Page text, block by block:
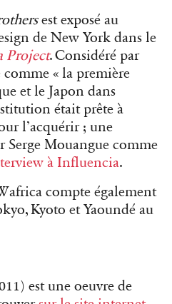
est exposé au
de New York dans le
Project. Considéré par
comme « la première
et le Japon dans
était prête à
l’acquérir ; une
Serge Mouangue comme
à Influencia.
compte également
Kyoto et Yaoundé au
est une oeuvre de